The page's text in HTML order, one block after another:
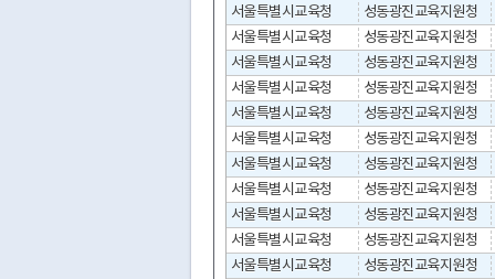
서울특별시교육청
성동광진교육지원청
서울특별시교육청
성동광진교육지원청
서울특별시교육청
성동광진교육지원청
서울특별시교육청
성동광진교육지원청
서울특별시교육청
성동광진교육지원청
서울특별시교육청
성동광진교육지원청
서울특별시교육청
성동광진교육지원청
서울특별시교육청
성동광진교육지원청
서울특별시교육청
성동광진교육지원청
서울특별시교육청
성동광진교육지원청
서울특별시교육청
성동광진교육지원청